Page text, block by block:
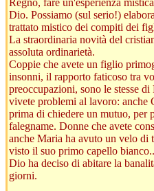
Regno, fare un'esperienza
Dio. Possiamo (sul serio!)
trattato mistico dei compiti dei
La straordinaria novità del
assoluta ordinarietà.
Coppie che avete un figlio
insonni, il rapporto faticoso tra
preoccupazioni, sono le stesse
vivete problemi al lavoro: anche
prima di chiedere un mutuo, per
falegname. Donne che avete
anche Maria ha avuto un velo di
visto il suo primo capello
Dio ha deciso di abitare la
giorni.